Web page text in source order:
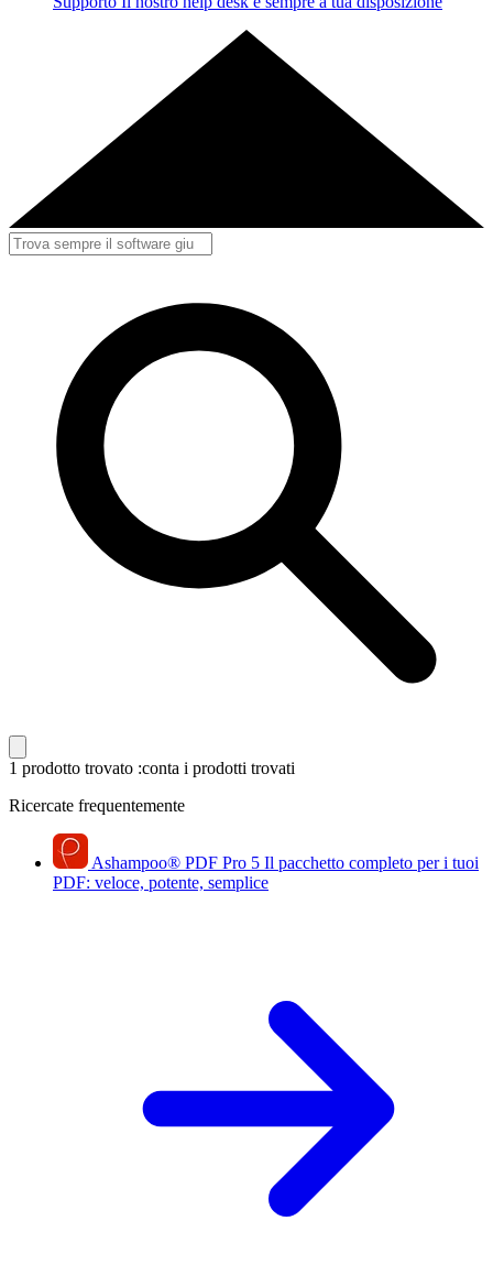
1 prodotto trovato :conta i prodotti trovati
Ricercate frequentemente
Ashampoo® PDF Pro 5 Il pacchetto completo per i tuoi
PDF: veloce, potente, semplice